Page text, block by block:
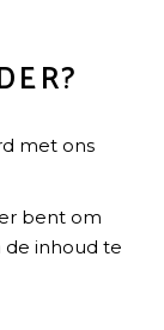
met ons
bent om
de inhoud te